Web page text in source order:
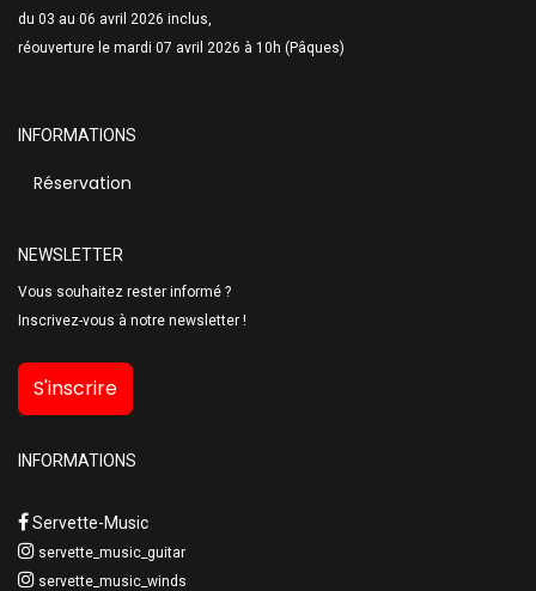
du 03 au 06 avril 2026 inclus,
réouverture le mardi 07 avril 2026 à 10h (Pâques)
INFORMATIONS
Réservation
NEWSLETTER
Vous souhaitez rester informé ?
Inscrivez-vous à notre newsletter !
S'inscrire
INFORMATIONS
Servette-Music
servette_music_guitar
servette_music_winds